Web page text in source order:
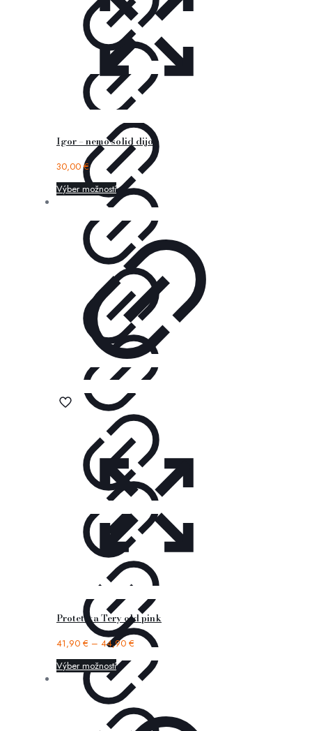
Igor – nemo solid dijon
30,00€
Výber možností
Protetika Tery old pink
41,90 € – 44,90 €
Výber možností